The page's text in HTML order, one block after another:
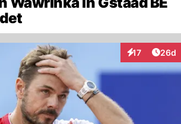
17
Interaktionen
26d